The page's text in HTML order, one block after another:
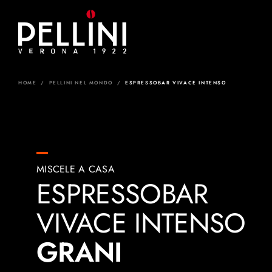
content
HOME / PELLINI NEL MONDO / ESPRESSOBAR VIVACE INTENSO
MISCELE A CASA
ESPRESSOBAR
VIVACE INTENSO
GRANI